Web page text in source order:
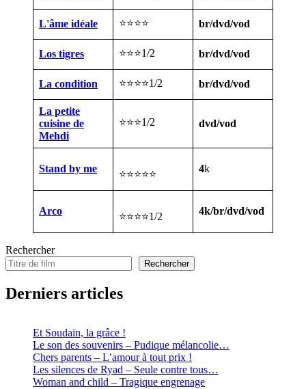
L'âme idéale ⭐⭐⭐⭐ br/dvd/vod
Los tigres ⭐⭐⭐1/2 br/dvd/vod
La condition ⭐⭐⭐⭐1/2 br/dvd/vod
La petite
cuisine de
Mehdi
⭐⭐⭐1/2 dvd/vod
Stand by me ⭐⭐⭐⭐⭐ 4k
Arco ⭐⭐⭐⭐1/2 4k/br/dvd/vod
Rechercher
Rechercher
Derniers articles
Et Soudain, la grâce !
Le son des souvenirs – Pudique mélancolie…
Chers parents – L’amour à tout prix !
Les silences de Ryad – Seule contre tous…
Woman and child – Tragique engrenage